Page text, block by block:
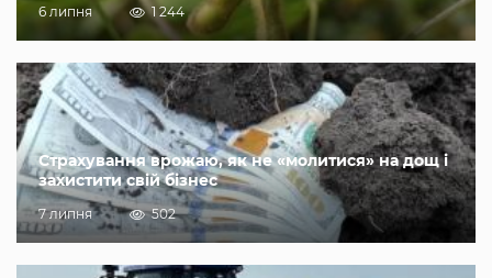
6 липня 1 244
Страхування врожаю, як не «молитися» на дощ і
захистити свій бізнес
7 липня 502